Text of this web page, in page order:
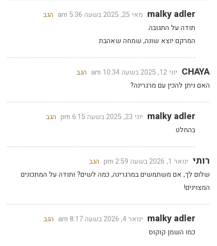
malky adler מאי 25, 2025 בשעה 5:36 am
הגב
תודה על התגובה.
המרקם יוצא שונה, שמחה שאהבת
CHAYA יוני 12, 2025 בשעה 10:34 am
הגב
האם ניתן להכין עם מרגרינה?
malky adler יוני 23, 2025 בשעה 6:15 pm
הגב
בהחלט
רותי ינואר 1, 2026 בשעה 2:59 pm
הגב
שלום לך, אם משתמשים במרגרינה, כמה לשים? ותודה על המתכונים
המצוינים!
malky adler ינואר 4, 2026 בשעה 8:17 am
הגב
כמו השמן קוקוס